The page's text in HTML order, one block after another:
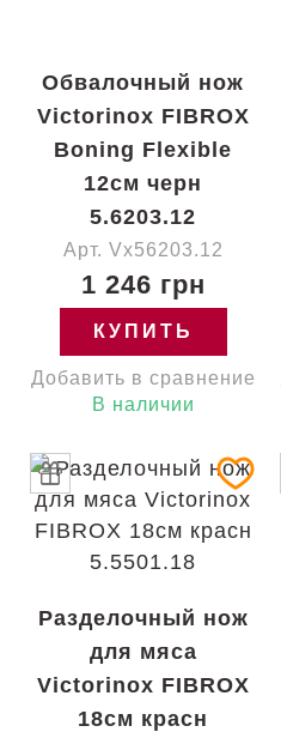
Обвалочный нож
Victorinox FIBROX
Boning Flexible
12см черн
5.6203.12
Арт. Vx56203.12
1 246 грн
КУПИТЬ
Добавить в сравнение
В наличии
Разделочный нож
для мяса
Victorinox FIBROX
18см красн